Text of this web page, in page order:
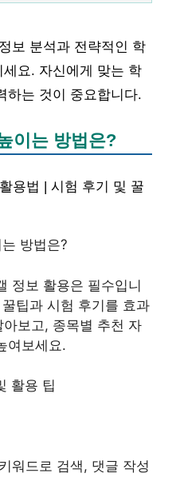
보 분석과 전략적인 학
요. 자신에게 맞는 학
하는 것이 중요합니다.
이는 방법은?
용법 | 시험 후기 및 꿀
방법은?
정보 활용은 필수입니
팁과 시험 후기를 효과
보고, 종목별 추천 자
여보세요.
활용 팁
워드로 검색, 댓글 작성